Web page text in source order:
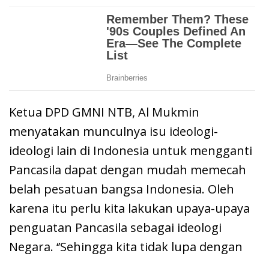
Ketua DPD GMNI NTB, Al Mukmin
menyatakan munculnya isu ideologi-
ideologi lain di Indonesia untuk mengganti
Pancasila dapat dengan mudah memecah
belah pesatuan bangsa Indonesia. Oleh
karena itu perlu kita lakukan upaya-upaya
penguatan Pancasila sebagai ideologi
Negara. ‘’Sehingga kita tidak lupa dengan